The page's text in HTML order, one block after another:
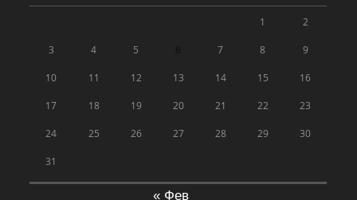
1 2
3 4 5 7 8 9
10 11 12 13 14 15 16
17 18 19 20 21 22 23
24 25 26 27 28 29 30
31
« Фев